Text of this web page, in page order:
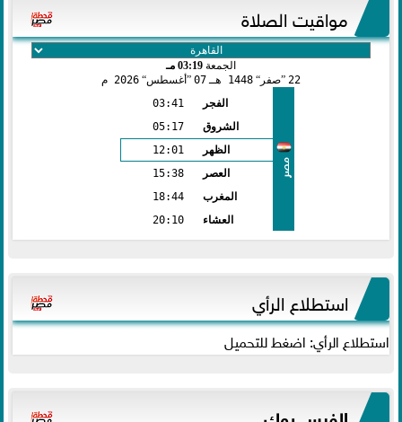
مواقيت الصلاة
الجمعة 03:19 مـ
22 صفر 1448 هـ 07 أغسطس 2026 م
مصر
الفجر
03:41
الشروق
05:17
الظهر
12:01
العصر
15:38
المغرب
18:44
العشاء
20:10
استطلاع الرأي
استطلاع الرأي: اضغط للتحميل